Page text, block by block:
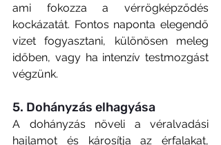
ami fokozza a vérrögképződés
kockázatát. Fontos naponta elegendő
vizet fogyasztani, különösen meleg
időben, vagy ha intenzív testmozgást
végzünk.
5. Dohányzás elhagyása
A dohányzás növeli a véralvadási
hajlamot és károsítja az érfalakat,